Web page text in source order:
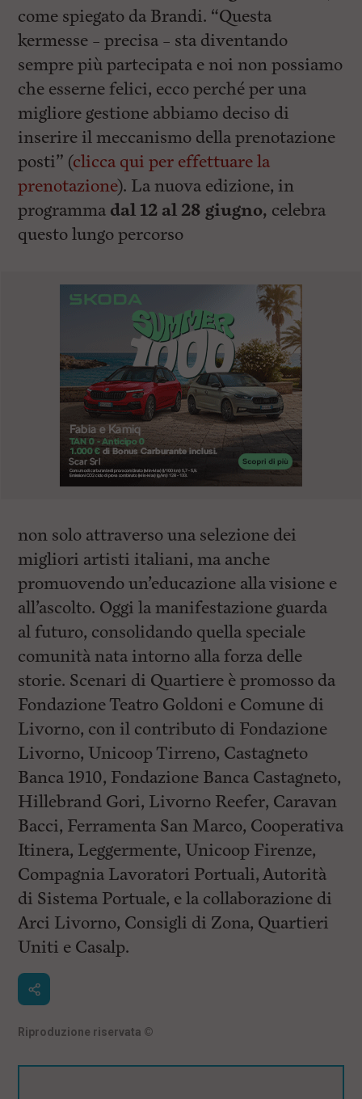
come spiegato da Brandi. “Questa
kermesse – precisa – sta diventando
sempre più partecipata e noi non possiamo
che esserne felici, ecco perché per una
migliore gestione abbiamo deciso di
inserire il meccanismo della prenotazione
posti” (clicca qui per effettuare la
prenotazione). La nuova edizione, in
programma dal 12 al 28 giugno, celebra
questo lungo percorso
non solo attraverso una selezione dei
migliori artisti italiani, ma anche
promuovendo un’educazione alla visione e
all’ascolto. Oggi la manifestazione guarda
al futuro, consolidando quella speciale
comunità nata intorno alla forza delle
storie. Scenari di Quartiere è promosso da
Fondazione Teatro Goldoni e Comune di
Livorno, con il contributo di Fondazione
Livorno, Unicoop Tirreno, Castagneto
Banca 1910, Fondazione Banca Castagneto,
Hillebrand Gori, Livorno Reefer, Caravan
Bacci, Ferramenta San Marco, Cooperativa
Itinera, Leggermente, Unicoop Firenze,
Compagnia Lavoratori Portuali, Autorità
di Sistema Portuale, e la collaborazione di
Arci Livorno, Consigli di Zona, Quartieri
Uniti e Casalp.
Riproduzione riservata ©